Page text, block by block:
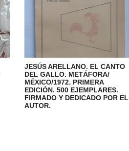
JESÚS ARELLANO. EL CANTO
DEL GALLO. METÁFORA/
MÉXICO/1972. PRIMERA
EDICIÓN. 500 EJEMPLARES.
FIRMADO Y DEDICADO POR EL
AUTOR.